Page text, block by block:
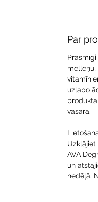
Par
melleņu,
uzlabo
vasarā.
Uzklājiet
AVA
un
nedēļā.